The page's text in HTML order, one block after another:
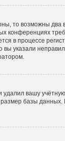
то возможны
конференциях
в процессе
указали
вашу
базы данных.